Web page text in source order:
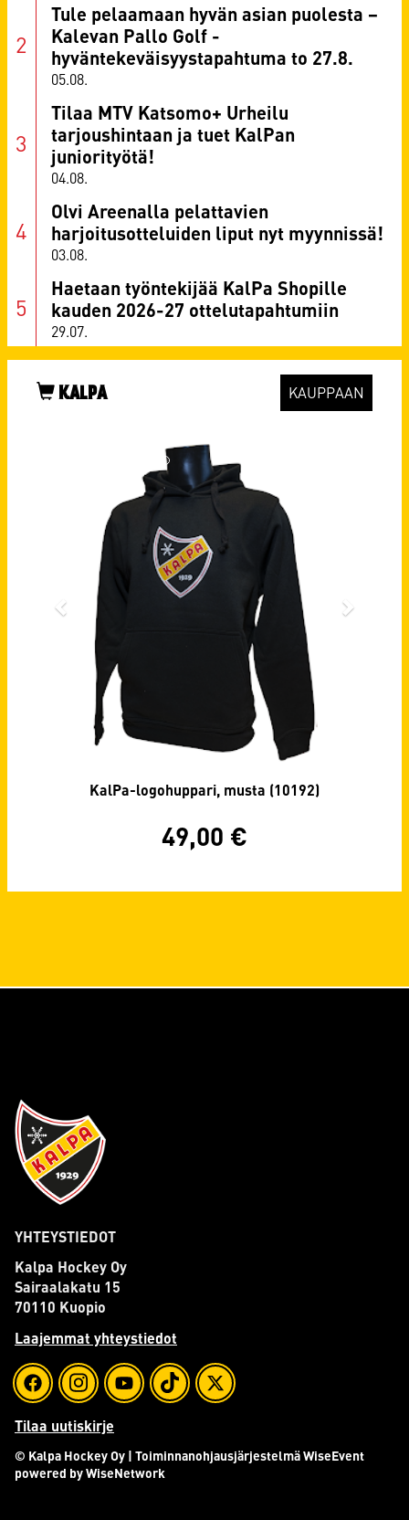
05.08.
Tule pelaamaan hyvän asian puolesta –
Kalevan Pallo Golf -
hyväntekeväisyystapahtuma to 27.8.
04.08.
Tilaa MTV Katsomo+ Urheilu
tarjoushintaan ja tuet KalPan
juniorityötä!
03.08.
Olvi Areenalla pelattavien
harjoitusotteluiden liput nyt myynnissä!
29.07.
Haetaan työntekijää KalPa Shopille
kauden 2026-27 ottelutapahtumiin
KALPA KAUPPAAN
KalPa-logohuppari, musta (10192)
49,00 €
YHTEYSTIEDOT
Kalpa Hockey Oy
Sairaalakatu 15
70110 Kuopio
Laajemmat yhteystiedot
Tilaa uutiskirje
© Kalpa Hockey Oy | ToiminnanohjausjärjestelmäWiseEvent
powered byWiseNetwork